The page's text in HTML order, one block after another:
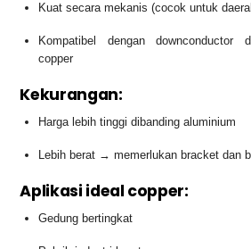
Kuat secara mekanis (cocok untuk
Kompatibel dengan downconductor
copper
Kekurangan:
Harga lebih tinggi dibanding aluminium
Lebih berat → memerlukan bracket dan
Aplikasi ideal copper:
Gedung bertingkat